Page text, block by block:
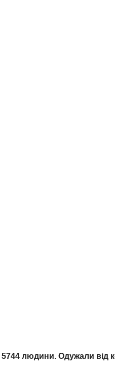
5744 людини. Одужали від